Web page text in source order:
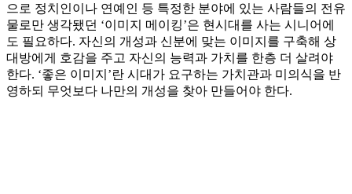
으로 정치인이나 연예인 등 특정한 분야에 있는 사람들의 전유
물로만 생각됐던 ‘이미지 메이킹’은 현시대를 사는 시니어에
도 필요하다. 자신의 개성과 신분에 맞는 이미지를 구축해 상
대방에게 호감을 주고 자신의 능력과 가치를 한층 더 살려야
한다. ‘좋은 이미지’란 시대가 요구하는 가치관과 미의식을 반
영하되 무엇보다 나만의 개성을 찾아 만들어야 한다.